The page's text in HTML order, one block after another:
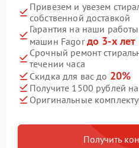
Привезем и увезем
собственной доставкой
Гарантия на наши
машин Fagorдо 3-х лет
Срочный ремонт
течении часа
Скидка для вас до 20%
Получите 1500 рублей
Оригинальные
Получить